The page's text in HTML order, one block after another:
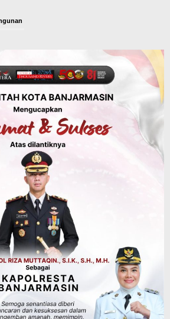
Tingkatkan Fasilitas
Alternatif
Sempat Alami
Api Berhasil
Kalsel
Aksi di Lapangan
Balangan, Kapolres
Perkuat Koordinasi